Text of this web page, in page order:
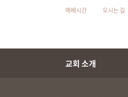
예배시간 오시는 길
교회 소개